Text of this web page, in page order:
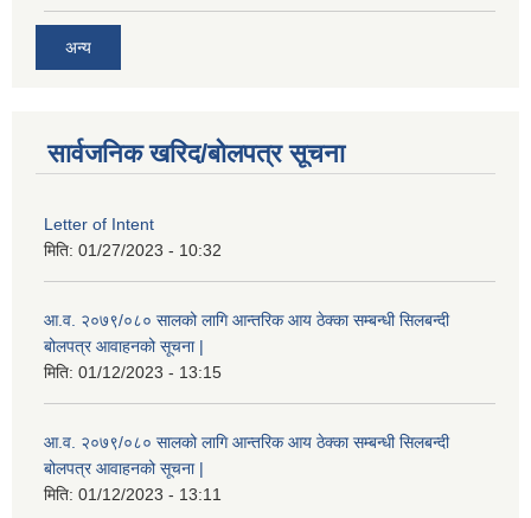
अन्य
सार्वजनिक खरिद/बोलपत्र सूचना
Letter of Intent
मिति: 01/27/2023 - 10:32
आ.व. २०७९/०८० सालको लागि आन्तरिक आय ठेक्का सम्बन्धी सिलबन्दी
बोलपत्र आवाहनको सूचना |
मिति: 01/12/2023 - 13:15
आ.व. २०७९/०८० सालको लागि आन्तरिक आय ठेक्का सम्बन्धी सिलबन्दी
बोलपत्र आवाहनको सूचना |
मिति: 01/12/2023 - 13:11